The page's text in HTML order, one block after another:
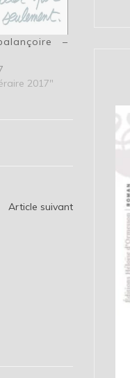
–
2017"
Article suivant